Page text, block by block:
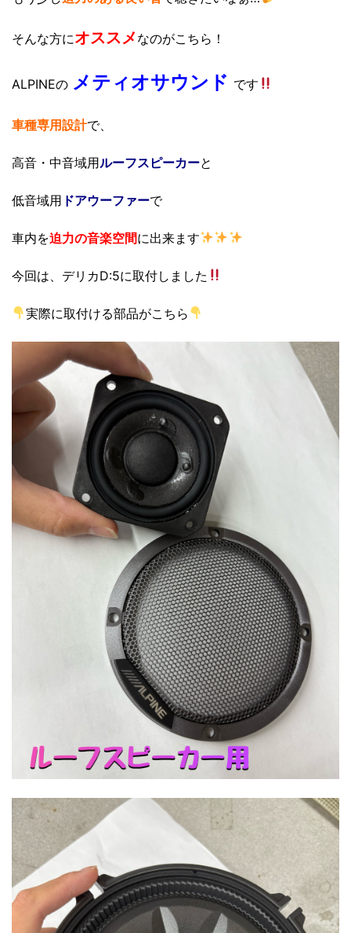
そんな方にオススメなのがこちら！
ALPINEの メティオサウンド です
車種専用設計で、
高音・中音域用ルーフスピーカーと
低音域用 ドアウーファーで
車内を迫力の音楽空間に出来ます
今回は、デリカD:5に取付しました
実際に取付ける部品がこちら